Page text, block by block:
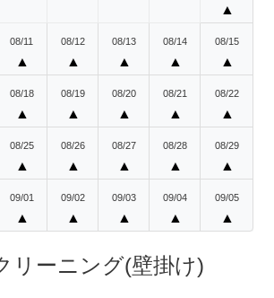
▲
08/11
▲
08/12
▲
08/13
▲
08/14
▲
08/15
▲
08/18
▲
08/19
▲
08/20
▲
08/21
▲
08/22
▲
08/25
▲
08/26
▲
08/27
▲
08/28
▲
08/29
▲
09/01
▲
09/02
▲
09/03
▲
09/04
▲
09/05
▲
リーニング(壁掛け)